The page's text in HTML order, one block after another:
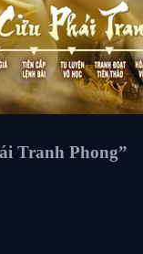
Tranh Phong”